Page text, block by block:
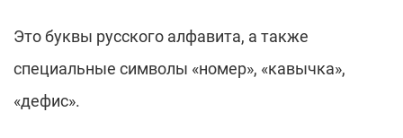
Это буквы русского алфавита, а также
специальные символы «номер», «кавычка»,
«дефис».